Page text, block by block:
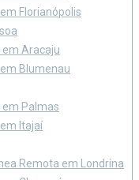
Florianópolis
em Aracaju
Blumenau
em Palmas
Itajaí
Remota em Londrina